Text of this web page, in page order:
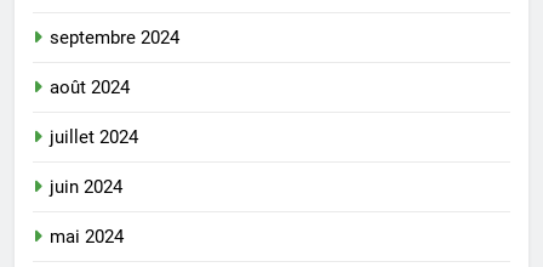
septembre 2024
août 2024
juillet 2024
juin 2024
mai 2024